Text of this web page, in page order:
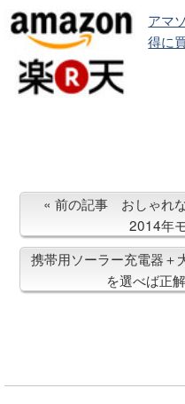
アマ
得に
前の記事 おしゃれ
2014年
携帯用ソーラー充電器＋
を選べば正